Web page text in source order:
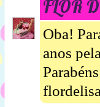
FLOR
Oba!
anos